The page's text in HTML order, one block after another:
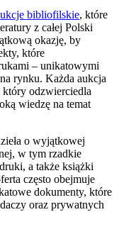
bibliofilskie, które
z całej Polski
okazję, by
które
– unikatowymi
rynku. Każda aukcja
który odzwierciedla
wiedzę na temat
o wyjątkowej
w tym rzadkie
a także książki
często obejmuje
dokumenty, które
oraz prywatnych